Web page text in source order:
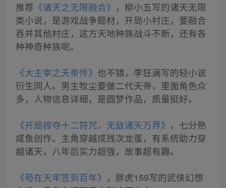
推荐 《诸天之无限融合》 ，柳小五写的诸天无限
类小说，是游戏战争题材，开局小村庄，要融合
吞并其他村庄，这方天地种族战斗不断，还有各
种神奇种族呢。
《大主宰之天帝传》 也不错，李狂澜写的轻小说
衍生同人。男主牧尘要做二代天帝，里面角色众
多，人物信息详细，是圆梦作品，质量挺好。
《开局掠夺十二符咒，无敌诸天万界》 ，七分熟
咸鱼创作。主角穿越成残次龙蛋，有系统助力穿
越诸天，八年后实力超强，故事超有趣。
《苟在天牢签到百年》 ，胖虎159写的武侠幻想